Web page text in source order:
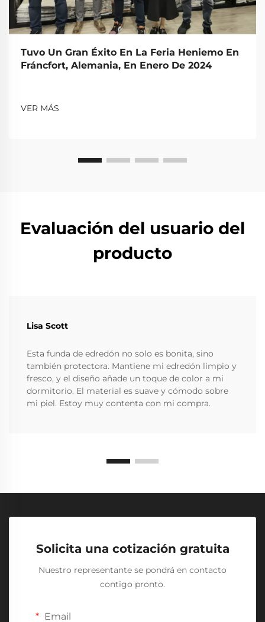
Tuvo Un Gran Éxito En La Feria Heniemo En
Fráncfort, Alemania, En Enero De 2024
VER MÁS
Evaluación del usuario del
producto
Lisa Scott
Esta funda de edredón no solo es bonita, sino
también protectora. Mantiene mi edredón limpio y
fresco, y el diseño añade un toque de color a mi
dormitorio. El material es suave y cómodo sobre
mi piel. Estoy muy contenta con mi compra.
Solicita una cotización gratuita
Nuestro representante se pondrá en contacto
contigo pronto.
Email